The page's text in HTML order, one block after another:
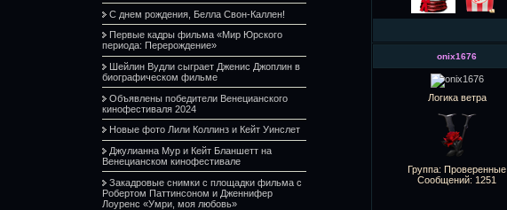
С днем рождения, Белла Свон-Каллен!
Первые кадры фильма «Мир Юрского
периода: Перерождение»
Шейлин Вудли сыграет Дженис Джоплин в
биографическом фильме
Объявлены победители Венецианского
кинофестиваля 2024
Новые фото Лили Коллинз и Кейт Уинслет
Джулианна Мур и Кейт Бланшетт на
Венецианском кинофестивале
Закадровые снимки с площадки фильма с
Робертом Паттинсоном и Дженнифер
Лоуренс «Умри, моя любовь»
onix1676
Логика ветра
Группа: Проверенные
Сообщений: 1251